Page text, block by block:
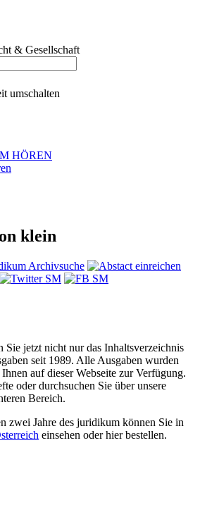
& Gesellschaft
umschalten
HÖREN
klein
jetzt nicht nur das Inhaltsverzeichnis
seit 1989. Alle Ausgaben wurden
auf dieser Webseite zur Verfügung.
oder durchsuchen Sie über unsere
Bereich.
zwei Jahre des juridikum können Sie in
einsehen oder hier bestellen.